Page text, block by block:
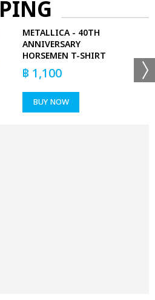
METALLICA - 40TH
ANNIVERSARY
HORSEMEN T-SHIRT
฿ 1,100
BUY NOW